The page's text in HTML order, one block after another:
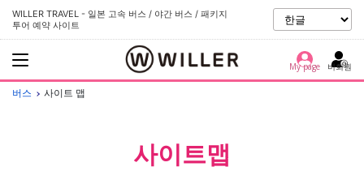
WILLER TRAVEL - 일본 고속 버스 / 야간 버스 / 패키지
투어 예약 사이트
My page 비회원
버스 사이트 맵
사이트맵